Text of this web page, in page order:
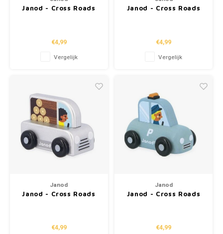
Janod - Cross Roads
€4,99
Vergelijk
Janod - Cross Roads
€4,99
Vergelijk
Janod
Janod - Cross Roads
€4,99
Janod
Janod - Cross Roads
€4,99